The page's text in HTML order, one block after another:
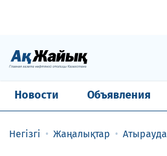
Новости Объявления
Негізгі Жаңалықтар Атырауда